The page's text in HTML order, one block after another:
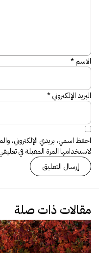
الاسم*
البريد الإلكتروني*
احفظ اسمي، بريدي الإلكتروني،
لاستخدامها المرة المقبلة في
مقالات ذات صلة